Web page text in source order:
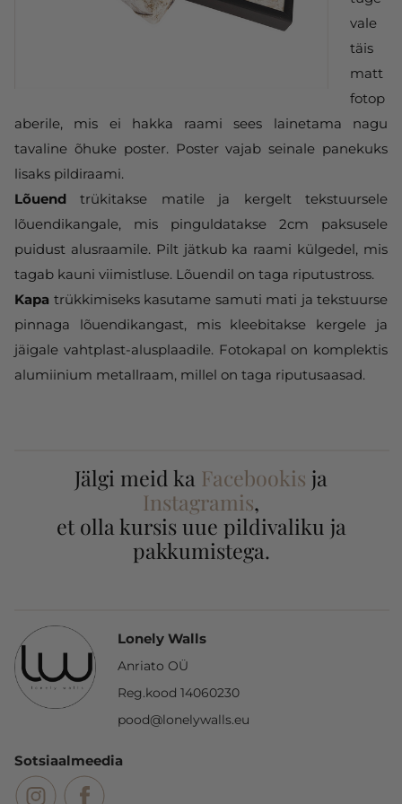
vale
täis
matt
fotop
aberile, mis ei hakka raami sees lainetama nagu
tavaline õhuke poster. Poster vajab seinale panekuks
lisaks pildiraami.
Lõuend trükitakse matile ja kergelt tekstuursele
lõuendikangale, mis pinguldatakse 2cm paksusele
puidust alusraamile. Pilt jätkub ka raami külgedel, mis
tagab kauni viimistluse. Lõuendil on taga riputustross.
Kapa trükkimiseks kasutame samuti mati ja tekstuurse
pinnaga lõuendikangast, mis kleebitakse kergele ja
jäigale vahtplast-alusplaadile. Fotokapal on komplektis
alumiinium metallraam, millel on taga riputusaasad.
Jälgi meid ka Facebookis ja
Instagramis,
et olla kursis uue pildivaliku ja
pakkumistega.
Lonely Walls
Anriato OÜ
Reg.kood 14060230
pood@lonelywalls.eu
Sotsiaalmeedia